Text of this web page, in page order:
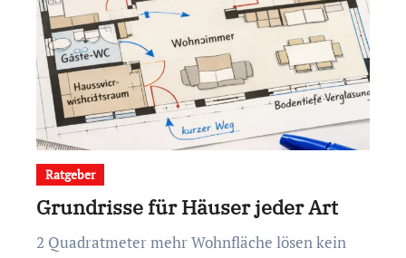
Ratgeber
Grundrisse für Häuser jeder Art
2 Quadratmeter mehr Wohnfläche lösen kein